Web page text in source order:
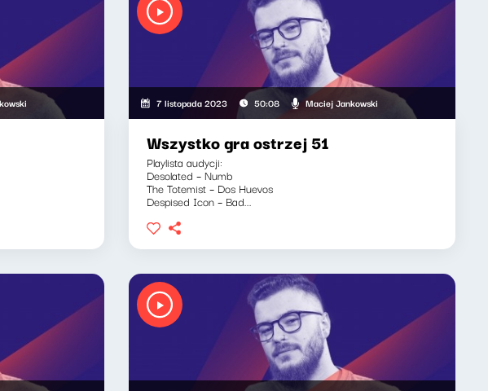
7 listopada 2023 50:08 Maciej Jankowski
Wszystko gra ostrzej 51
Playlista audycji:
Desolated – Numb
The Totemist – Dos Huevos
Despised Icon – Bad...